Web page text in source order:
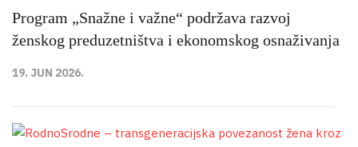
Program „Snažne i važne“ podržava razvoj
ženskog preduzetništva i ekonomskog osnaživanja
19. JUN 2026.